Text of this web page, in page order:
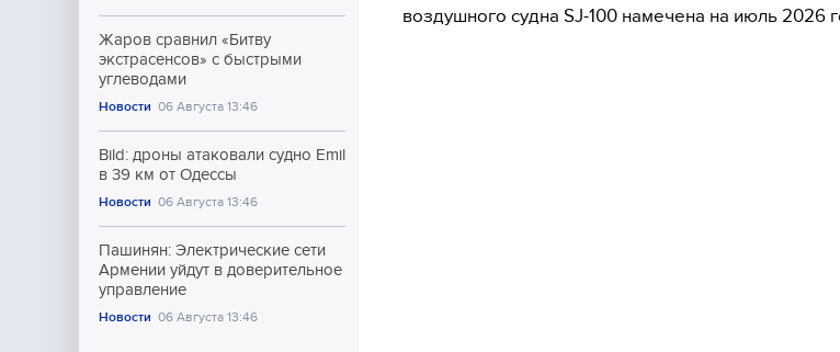
Жаров сравнил «Битву
экстрасенсов» с быстрыми
углеводами
Новости 06 Августа 13:46
Bild: дроны атаковали судно Emil
в 39 км от Одессы
Новости 06 Августа 13:46
Пашинян: Электрические сети
Армении уйдут в доверительное
управление
Новости 06 Августа 13:46
воздушного судна SJ-100 намечена на июль 2026